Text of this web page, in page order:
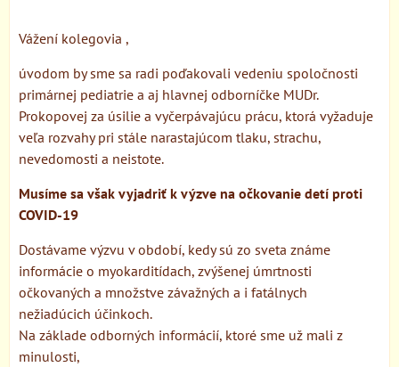
Vážení kolegovia ,
úvodom by sme sa radi poďakovali vedeniu spoločnosti
primárnej pediatrie a aj hlavnej odborníčke MUDr.
Prokopovej za úsilie a vyčerpávajúcu prácu, ktorá vyžaduje
veľa rozvahy pri stále narastajúcom tlaku, strachu,
nevedomosti a neistote.
Musíme sa však vyjadriť k výzve na očkovanie detí proti
COVID-19
Dostávame výzvu v období, kedy sú zo sveta známe
informácie o myokarditídach, zvýšenej úmrtnosti
očkovaných a množstve závažných a i fatálnych
nežiadúcich účinkoch.
Na základe odborných informácií, ktoré sme už mali z
minulosti,